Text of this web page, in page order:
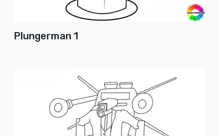
Plungerman 1